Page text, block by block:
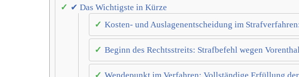
✔ Das Wichtigste in Kürze
Kosten- und Auslagenentscheidung im
Beginn des Rechtsstreits: Strafbefehl wegen